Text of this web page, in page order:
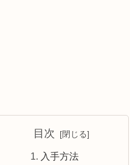
目次
入手方法